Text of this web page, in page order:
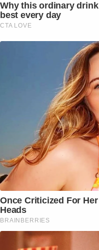
Why this ordinary
best every day
CTA LOVE
Once Criticized For
Heads
BRAINBERRIES